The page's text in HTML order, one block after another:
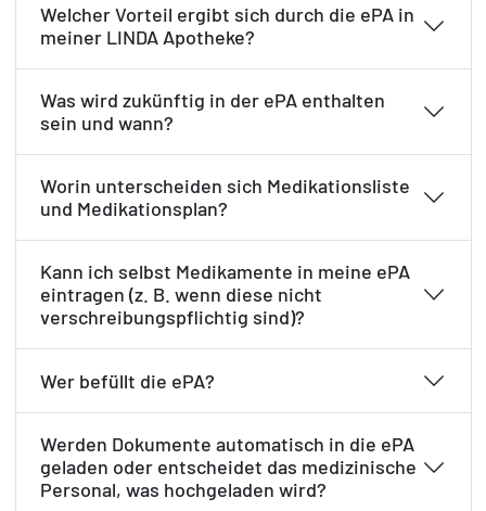
Welcher Vorteil ergibt sich durch die ePA in
meiner LINDA Apotheke?
Was wird zukünftig in der ePA enthalten
sein und wann?
Worin unterscheiden sich Medikationsliste
und Medikationsplan?
Kann ich selbst Medikamente in meine ePA
eintragen (z. B. wenn diese nicht
verschreibungspflichtig sind)?
Wer befüllt die ePA?
Werden Dokumente automatisch in die ePA
geladen oder entscheidet das medizinische
Personal, was hochgeladen wird?